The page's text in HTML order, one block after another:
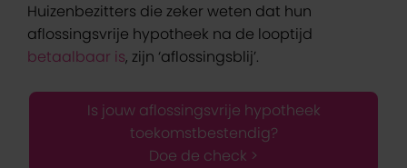
Huizenbezitters die zeker weten dat hun
aflossingsvrije hypotheek na de looptijd
betaalbaar is, zijn ‘aflossingsblij’.
Is jouw aflossingsvrije hypotheek
toekomstbestendig?
Doe de check >